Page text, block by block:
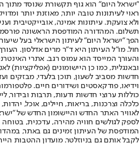
"ישראל היום" הוא גוף תקשורת שנוסד מתוך
ראוי לעיתונות טובה יותר, מאוזנת יותר
ולא צועקת. עיתונות אמינה, אובייקטיבית
הפך "ישראל היום" לעיתון הישראלי בעל
חול. מו"ל העיתון היא ד"ר מרים אדלסון.
והעורך המייסד הוא עמוס רגב. אתרי
חדשות מסביב לשעון, תוכן בלעדי, מבזקים
וידיאו, פודקאסטים ושידורים חיים.
כוללות ערוצי חדשות ודעות, תרבות ובידור,
לאוויר האתר החדש והיישומון החדש של
לספק לגולשים חוויה מהירה, עדכנית, בטוחה
המודפסת של העיתון זמינים גם באתר,
לקבל אותם גם בניוזלטר. מועדון ההטבות